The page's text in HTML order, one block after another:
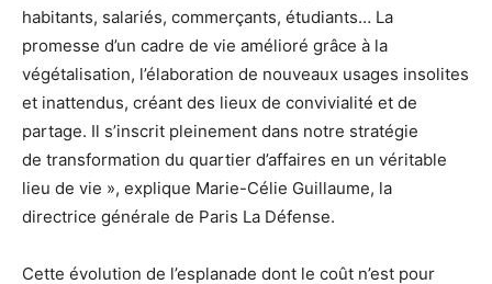
habitants, salariés, commerçants, étudiants… La
promesse d’un cadre de vie amélioré grâce à la
végétalisation, l’élaboration de nouveaux usages insolites
et inattendus, créant des lieux de convivialité et de
partage. Il s’inscrit pleinement dans notre stratégie
de transformation du quartier d’affaires en un véritable
lieu de vie », explique Marie-Célie Guillaume, la
directrice générale de Paris La Défense.
Cette évolution de l’esplanade dont le coût n’est pour